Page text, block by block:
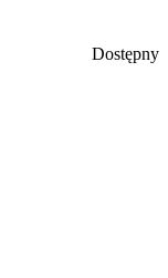
Dostępny